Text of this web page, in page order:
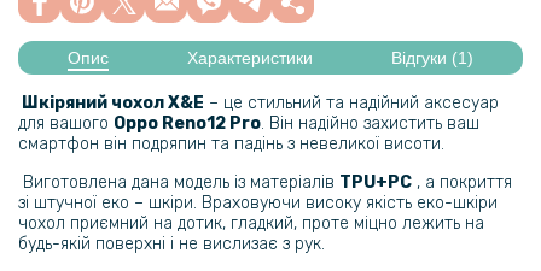
159 грн
199 грн
Протиударна гідрогелева плівка Hydrogel Film для Oppo Reno12 Pro
5G, Transparent
239 грн
299 грн
Гідрогелева плівка iNobi Matte для Oppo Reno12 Pro 5G, Матова
Опис Характеристики Відгуки (1)
Шкіряний чохол X&E – це стильний та надійний аксесуар
для вашого Oppo Reno12 Pro​. Він надійно захистить ваш
смартфон він подряпин та падінь з невеликої висоти.
Виготовлена дана модель із матеріалів TPU+PC , а покриття
зі штучної еко – шкіри. Враховуючи високу якість еко-шкіри
чохол приємний на дотик, гладкий, проте міцно лежить на
будь-якій поверхні і не вислизає з рук.